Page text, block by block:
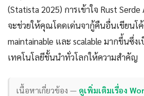
(Statista 2025) การเข้าใจ Rust Serde
จะช่วยให้คุณโดดเด่นจากู้คืนอื่นเขียนโ
maintainable และ scalable มากขึ้นซึ่
เทคโนโลยีชั้นนำทั่วโลกให้ความสำคัญ
เนื้อหาเกี่ยวข้อง — ดูเพิ่มเติมเรื่อง